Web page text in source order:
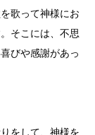
歌って神様にお
そこには、不思
びや感謝があっ
をして、神様を